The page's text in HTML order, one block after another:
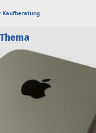
Kaufberatung